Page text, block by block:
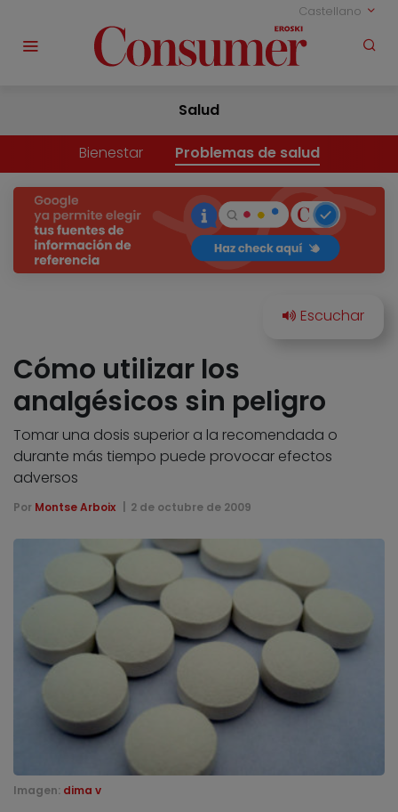
Castellano
Salud
Bienestar Problemas de salud
Cómo utilizar los
analgésicos sin peligro
Tomar una dosis superior a la recomendada o
durante más tiempo puede provocar efectos
adversos
Por Montse Arboix 2 de octubre de 2009
Imagen: dima v